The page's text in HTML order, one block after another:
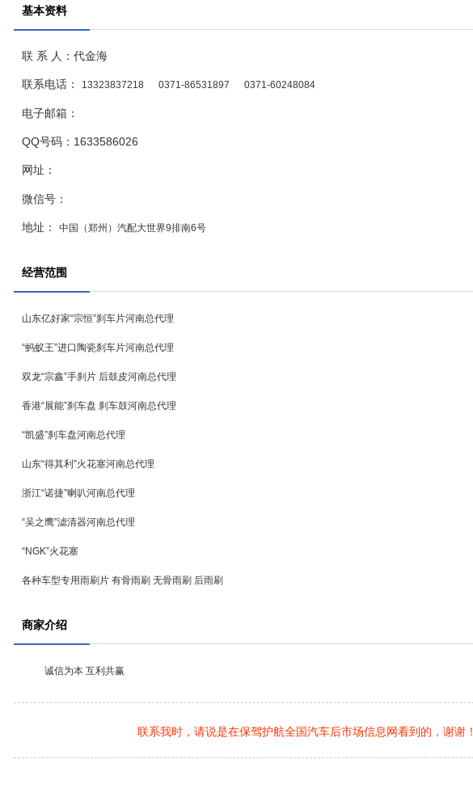
基本资料
联 系 人：代金海
联系电话： 13323837218 0371-86531897 0371-60248084
电子邮箱：
QQ号码：1633586026
网址：
微信号：
地址： 中国（郑州）汽配大世界9排南6号
经营范围
山东亿好家“宗恒”刹车片河南总代理
“蚂蚁王”进口陶瓷刹车片河南总代理
双龙“宗鑫”手刹片 后鼓皮河南总代理
香港“展能”刹车盘 刹车鼓河南总代理
“凯盛”刹车盘河南总代理
山东“得其利”火花塞河南总代理
浙江“诺捷”喇叭河南总代理
“吴之鹰”滤清器河南总代理
“NGK”火花塞
各种车型专用雨刷片 有骨雨刷 无骨雨刷 后雨刷
商家介绍
诚信为本 互利共赢
联系我时，请说是在保驾护航全国汽车后市场信息网看到的，谢谢！